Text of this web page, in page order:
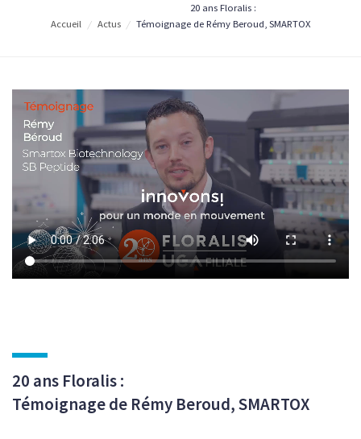
Accueil / Actus /
20 ans Floralis :
Témoignage de Rémy Beroud, SMARTOX
20 ans Floralis :
Témoignage de Rémy Beroud, SMARTOX